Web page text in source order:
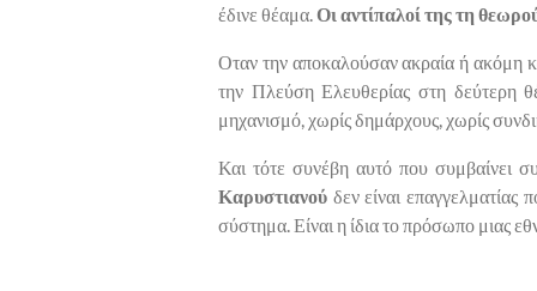
έδινε θέαμα. Οι αντίπαλοί της τη
Οταν την αποκαλούσαν ακραία ή ακόμη
την Πλεύση Ελευθερίας στη δεύτερη
μηχανισμό, χωρίς δημάρχους, χωρίς
Και τότε συνέβη αυτό που συμβαίνει
Καρυστιανού δεν είναι επαγγελματίας
σύστημα. Είναι η ίδια το πρόσωπο μιας